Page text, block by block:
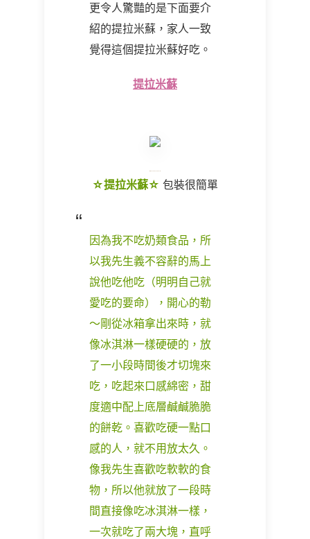
更令人驚豔的是下面要介
紹的提拉米蘇，家人一致
覺得這個提拉米蘇好吃。
提拉米蘇
☆提拉米蘇☆ 包裝很簡單
因為我不吃奶類食品，所
以我先生義不容辭的馬上
說他吃他吃（明明自己就
愛吃的要命），開心的勒
～剛從冰箱拿出來時，就
像冰淇淋一樣硬硬的，放
了一小段時間後才切塊來
吃，吃起來口感綿密，甜
度適中配上底層鹹鹹脆脆
的餅乾。喜歡吃硬一點口
感的人，就不用放太久。
像我先生喜歡吃軟軟的食
物，所以他就放了一段時
間直接像吃冰淇淋一樣，
一次就吃了兩大塊，直呼